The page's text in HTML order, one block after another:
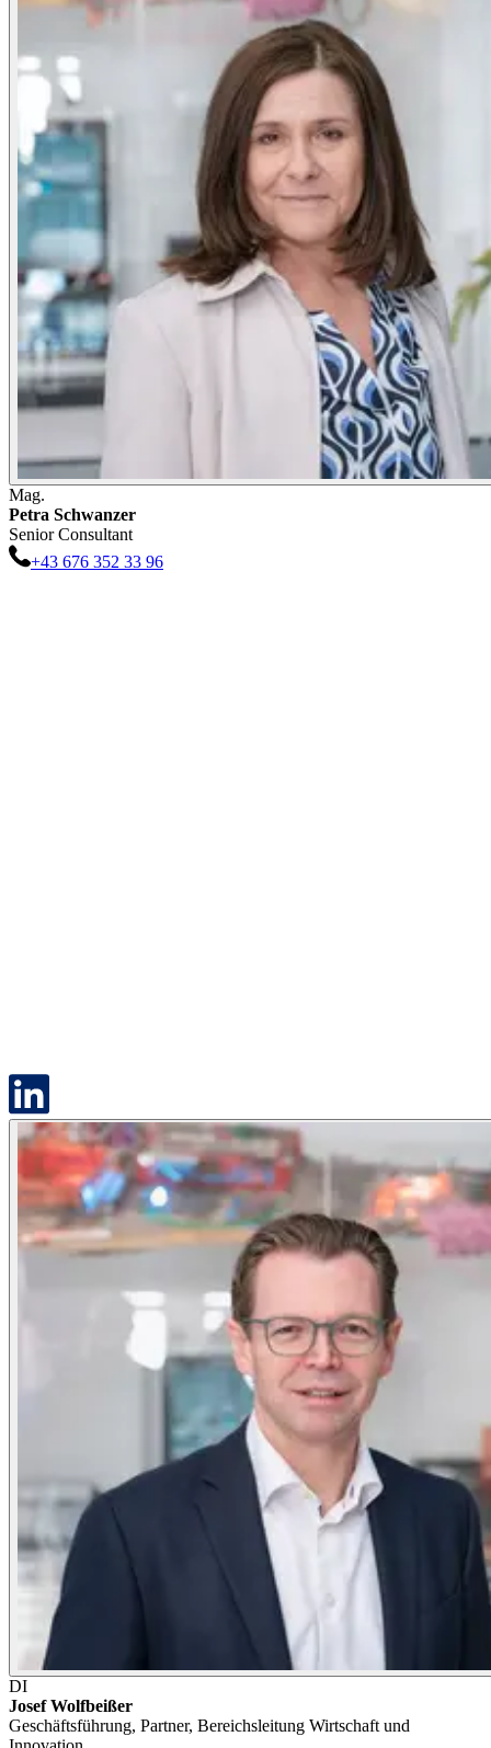
Mag.
Petra Schwanzer
Senior Consultant
+43 676 352 33 96
DI
Josef Wolfbeißer
Geschäftsführung, Partner, Bereichsleitung Wirtschaft und